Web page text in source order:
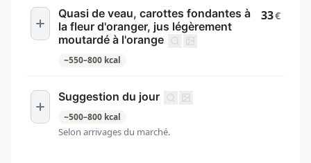
Quasi de veau, carottes fondantes à
la fleur d'oranger, jus légèrement
moutardé à l'orange
~550–800 kcal
33€
Suggestion du jour
~500–800 kcal
Selon arrivages du marché.